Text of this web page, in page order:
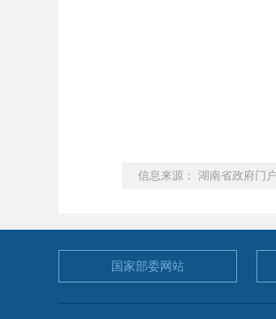
信息来源： 湖南省政府
国家部委网站